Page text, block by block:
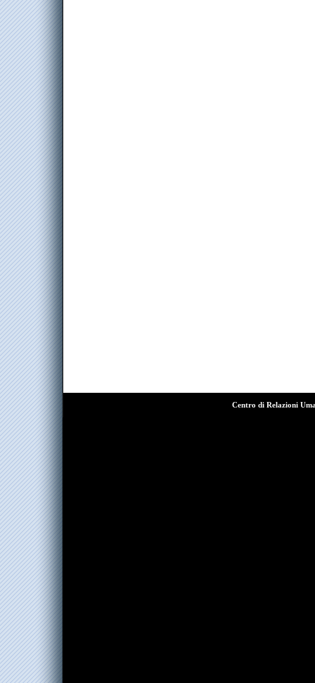
Centro di Relazioni